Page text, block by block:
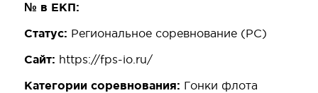
№ в ЕКП:
Статус: Региональное соревнование (РС)
Сайт: https://fps-io.ru/
Категории соревнования: Гонки флота